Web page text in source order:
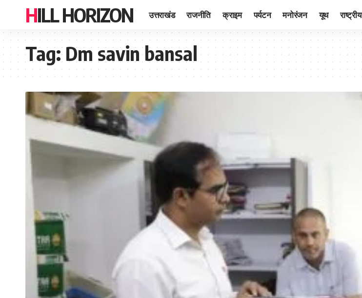
HILL HORIZON उत्तराखंड राजनीति क्राइम पर्यटन मनोरंजन यूथ राष्ट्रीय
Tag:Dm savin bansal